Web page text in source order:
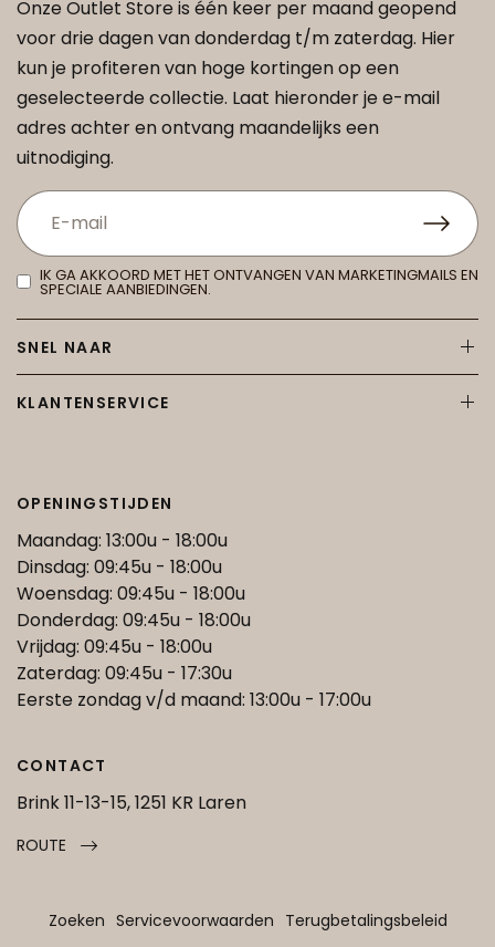
Onze Outlet Store is één keer per maand geopend
voor drie dagen van donderdag t/m zaterdag. Hier
kun je profiteren van hoge kortingen op een
geselecteerde collectie. Laat hieronder je e-mail
adres achter en ontvang maandelijks een
uitnodiging.
IK GA AKKOORD MET HET ONTVANGEN VAN MARKETINGMAILS EN
SPECIALE AANBIEDINGEN.
SNEL NAAR
KLANTENSERVICE
OPENINGSTIJDEN
Maandag: 13:00u - 18:00u
Dinsdag: 09:45u - 18:00u
Woensdag: 09:45u - 18:00u
Donderdag: 09:45u - 18:00u
Vrijdag: 09:45u - 18:00u
Zaterdag: 09:45u - 17:30u
Eerste zondag v/d maand: 13:00u - 17:00u
CONTACT
Brink 11-13-15, 1251 KR Laren
ROUTE
Zoeken Servicevoorwaarden Terugbetalingsbeleid